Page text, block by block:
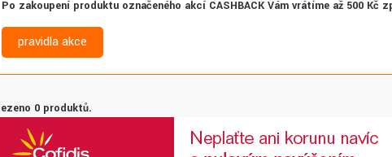
Po zakoupení produktu označeného akcí CASHBACK Vám vrátíme až 500 Kč
pravidla akce
0 produktů.